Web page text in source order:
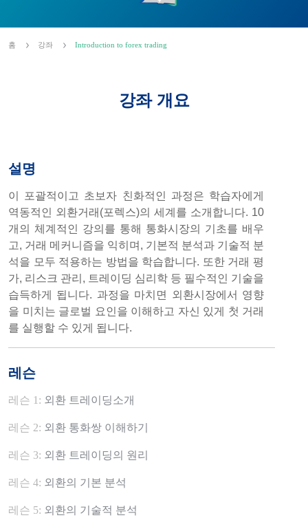
홈 강좌 Introduction to forex trading
강좌 개요
설명
이 포괄적이고 초보자 친화적인 과정은 학습자에게
역동적인 외환거래(포렉스)의 세계를 소개합니다. 10
개의 체계적인 강의를 통해 통화시장의 기초를 배우
고, 거래 메커니즘을 익히며, 기본적 분석과 기술적 분
석을 모두 적용하는 방법을 학습합니다. 또한 거래 평
가, 리스크 관리, 트레이딩 심리학 등 필수적인 기술을
습득하게 됩니다. 과정을 마치면 외환시장에서 영향
을 미치는 글로벌 요인을 이해하고 자신 있게 첫 거래
를 실행할 수 있게 됩니다.
레슨
레슨 1: 외환 트레이딩소개
레슨 2: 외환 통화쌍 이해하기
레슨 3: 외환 트레이딩의 원리
레슨 4: 외환의 기본 분석
레슨 5: 외환의 기술적 분석